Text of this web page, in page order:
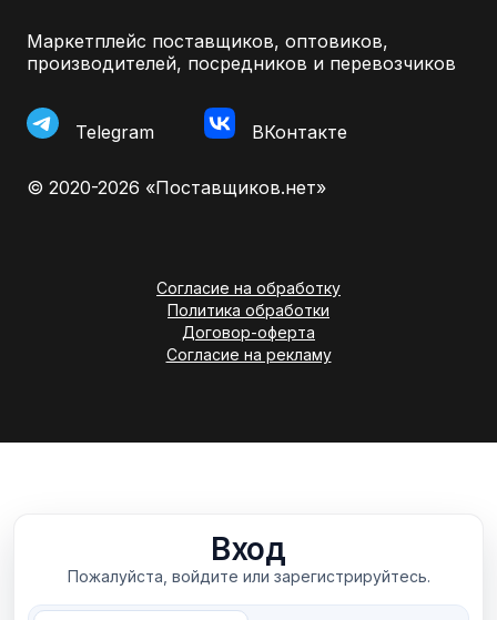
Маркетплейс поставщиков, оптовиков,
производителей, посредников и перевозчиков
Telegram ВКонтакте
© 2020-2026 «Поставщиков.нет»
Согласие на обработку
Политика обработки
Договор-оферта
Согласие на рекламу
Вход
Пожалуйста, войдите или зарегистрируйтесь.